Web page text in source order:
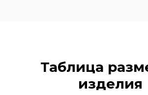
Таблица
изделия